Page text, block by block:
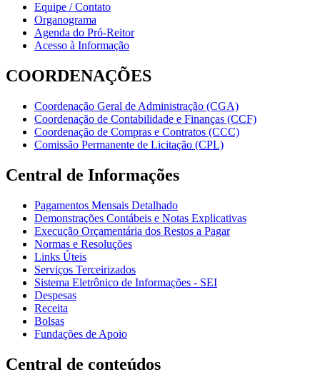
Equipe / Contato
Organograma
Agenda do Pró-Reitor
Acesso à Informação
COORDENAÇÕES
Coordenação Geral de Administração (CGA)
Coordenação de Contabilidade e Finanças (CCF)
Coordenação de Compras e Contratos (CCC)
Comissão Permanente de Licitação (CPL)
Central de Informações
Pagamentos Mensais Detalhado
Demonstrações Contábeis e Notas Explicativas
Execução Orçamentária dos Restos a Pagar
Normas e Resoluções
Links Úteis
Serviços Terceirizados
Sistema Eletrônico de Informações - SEI
Despesas
Receita
Bolsas
Fundações de Apoio
Central de conteúdos